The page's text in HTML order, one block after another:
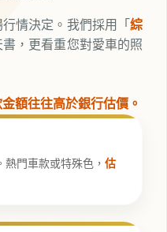
情決定。我們採用「 綜
，更看重您對愛車的照
額往往高於銀行估價。
熱門車款或特殊色， 估